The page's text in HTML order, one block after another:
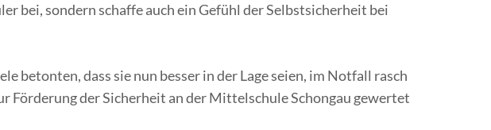
bei, sondern schaffe auch ein Gefühl der Selbstsicherheit bei
betonten, dass sie nun besser in der Lage seien, im Notfall rasch
Förderung der Sicherheit an der Mittelschule Schongau gewertet